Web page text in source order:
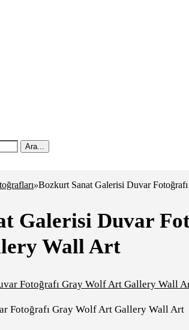
Ara...
»Bozkurt Sanat Galerisi Duvar
Galerisi Duvar
Wall Art
Fotoğrafı Gray Wolf Art Gallery Wall Art